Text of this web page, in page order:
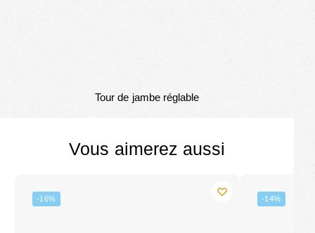
Tour de jambe réglable
Vous aimerez aussi
-16% -14%